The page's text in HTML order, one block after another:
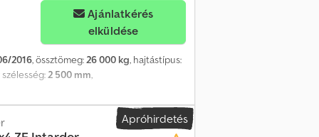
Ajánlatkérés
elküldése
2016, össztömeg:26 000 kg, hajtástípus:
2 500 mm,
Apróhirdetés